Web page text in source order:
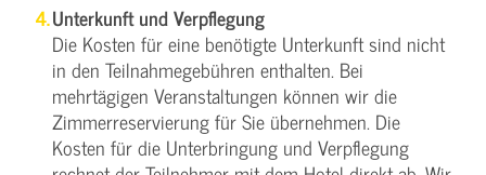
Unterkunft und Verpflegung
Die Kosten für eine benötigte Unterkunft sind nicht
in den Teilnahmegebühren enthalten. Bei
mehrtägigen Veranstaltungen können wir die
Zimmerreservierung für Sie übernehmen. Die
Kosten für die Unterbringung und Verpflegung